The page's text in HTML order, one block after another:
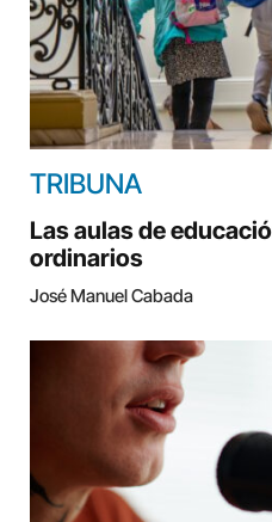
TRIBUNA
Las aulas de
ordinarios
José Manuel Cabada